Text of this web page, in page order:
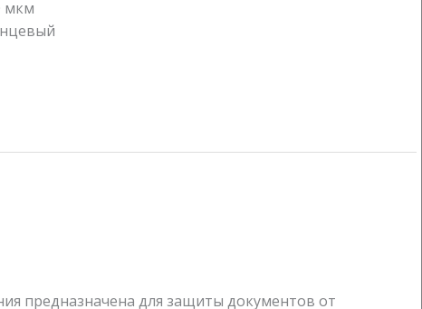
мкм
предназначена для защиты документов от